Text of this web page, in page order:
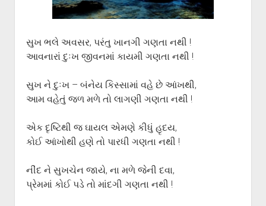
વધુ માહિતી
open
dropdown
આપના પ્રતિભાવો
સર્જકોને સલામ
આપની રચનાઓ
Privacy Policy
સુખ ભલે અવસર, પરંતુ ખાનગી ગણતા નથી !
આવનારાં દુઃખ જીવનમાં કાયમી ગણતા નથી !
સુખ ને દુઃખ – બંનેય કિસ્સામાં વહે છે આંખથી,
આમ વહેતું જળ મળે તો લાગણી ગણતા નથી !
એક દૃષ્ટિથી જ ઘાયલ એમણે કીધું હૃદય,
કોઈ આંખોથી હણે તો પારધી ગણતા નથી !
નીંદ ને સુખચેન જાયે, ના મળે જેની દવા,
પ્રેમમાં કોઈ પડે તો માંદગી ગણતા નથી !